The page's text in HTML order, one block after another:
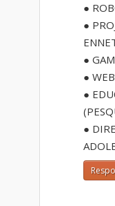
●
●
●
●
●
●